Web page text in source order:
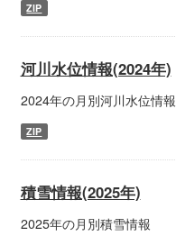
ZIP
河川水位情報(2024年)
2024年の月別河川水位情報
ZIP
積雪情報(2025年)
2025年の月別積雪情報